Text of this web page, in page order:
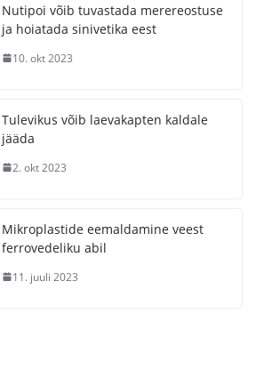
Nutipoi võib tuvastada merereostuse
ja hoiatada sinivetika eest
10. okt 2023
Tulevikus võib laevakapten kaldale
jääda
2. okt 2023
Mikroplastide eemaldamine veest
ferrovedeliku abil
11. juuli 2023